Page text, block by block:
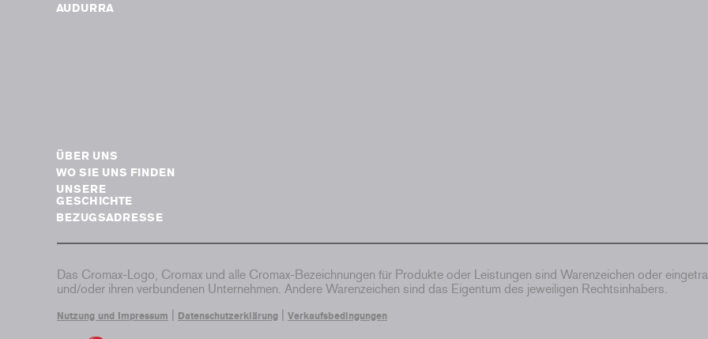
AUDURRA
ÜBER UNS
WO SIE UNS FINDEN
UNSERE
GESCHICHTE
BEZUGSADRESSE
Das Cromax-Logo, Cromax und alle Cromax-Bezeichnungen für Produkte oder Leistungen sind Warenzeichen oder
und/oder ihren verbundenen Unternehmen. Andere Warenzeichen sind das Eigentum des jeweiligen Rechtsinhabers.
Nutzung und Impressum Datenschutzerklärung Verkaufsbedingungen